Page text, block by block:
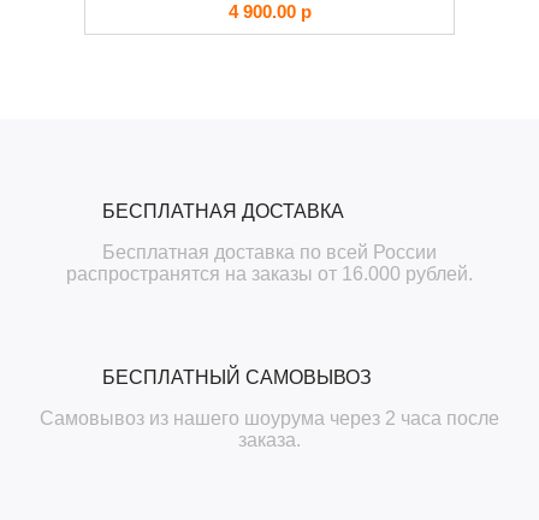
4 900.00 р
БЕСПЛАТНАЯ ДОСТАВКА
Бесплатная доставка по всей России
распространятся на заказы от 16.000 рублей.
БЕСПЛАТНЫЙ САМОВЫВОЗ
Самовывоз из нашего шоурума через 2 часа после
заказа.